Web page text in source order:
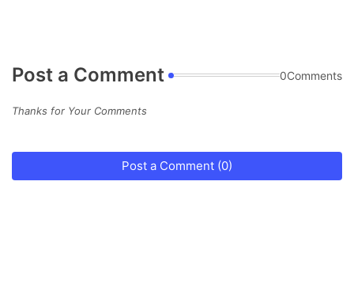
Post a Comment 0Comments
Thanks for Your Comments
Post a Comment (0)